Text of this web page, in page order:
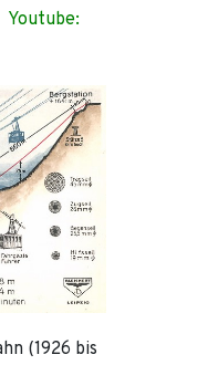
Youtube:
(1926 bis